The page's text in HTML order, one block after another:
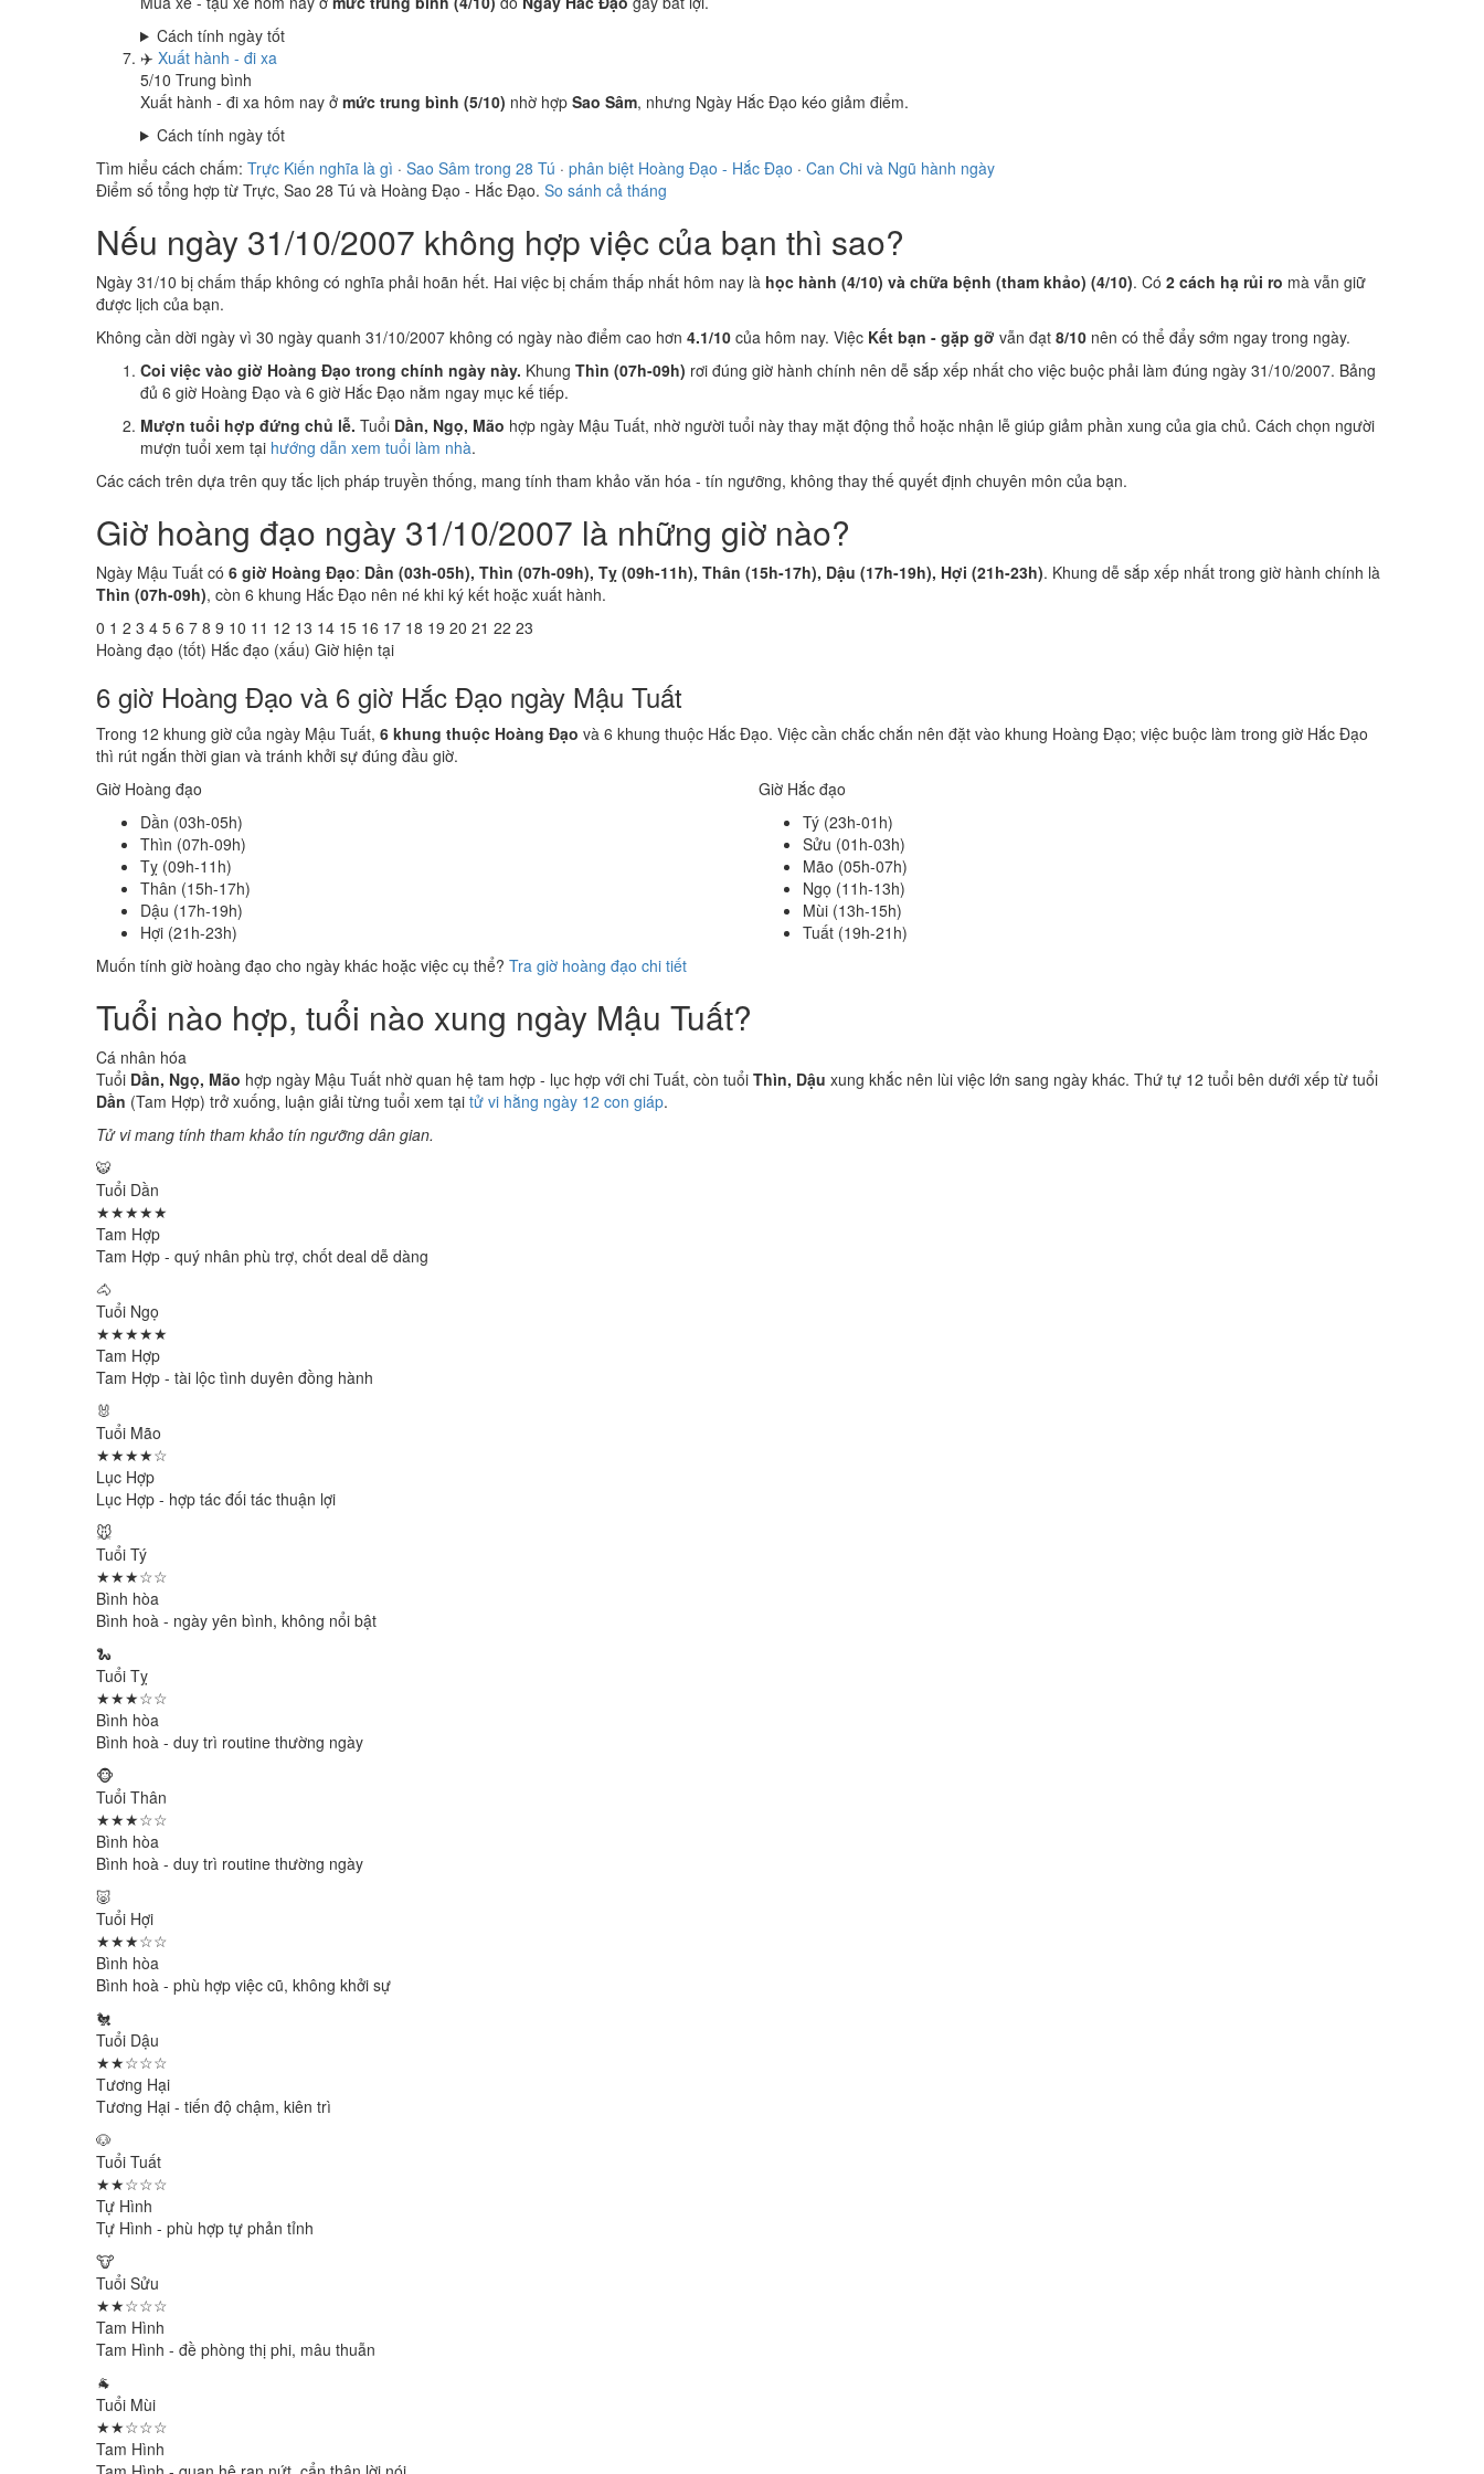
Cách tính ngày tốt
✈️ Xuất hành - đi xa
5/10 Trung bình
Xuất hành - đi xa hôm nay ở mức trung bình (5/10) nhờ hợp Sao Sâm, nhưng Ngày Hắc Đạo kéo giảm điểm.
Cách tính ngày tốt
Tìm hiểu cách chấm: Trực Kiến nghĩa là gì · Sao Sâm trong 28 Tú · phân biệt Hoàng Đạo - Hắc Đạo · Can Chi và Ngũ hành ngày
Điểm số tổng hợp từ Trực, Sao 28 Tú và Hoàng Đạo - Hắc Đạo. So sánh cả tháng
Nếu ngày 31/10/2007 không hợp việc của bạn thì sao?
Ngày 31/10 bị chấm thấp không có nghĩa phải hoãn hết. Hai việc bị chấm thấp nhất hôm nay là học hành (4/10) và chữa bệnh (tham khảo) (4/10). Có 2 cách hạ rủi ro mà vẫn giữ
được lịch của bạn.
Không cần dời ngày vì 30 ngày quanh 31/10/2007 không có ngày nào điểm cao hơn 4.1/10 của hôm nay. Việc Kết bạn - gặp gỡ vẫn đạt 8/10 nên có thể đẩy sớm ngay trong ngày.
Coi việc vào giờ Hoàng Đạo trong chính ngày này. Khung Thìn (07h-09h) rơi đúng giờ hành chính nên dễ sắp xếp nhất cho việc buộc phải làm đúng ngày 31/10/2007. Bảng
đủ 6 giờ Hoàng Đạo và 6 giờ Hắc Đạo nằm ngay mục kế tiếp.
Mượn tuổi hợp đứng chủ lễ. Tuổi Dần, Ngọ, Mão hợp ngày Mậu Tuất, nhờ người tuổi này thay mặt động thổ hoặc nhận lễ giúp giảm phần xung của gia chủ. Cách chọn người
mượn tuổi xem tại hướng dẫn xem tuổi làm nhà.
Các cách trên dựa trên quy tắc lịch pháp truyền thống, mang tính tham khảo văn hóa - tín ngưỡng, không thay thế quyết định chuyên môn của bạn.
Giờ hoàng đạo ngày 31/10/2007 là những giờ nào?
Ngày Mậu Tuất có 6 giờ Hoàng Đạo: Dần (03h-05h), Thìn (07h-09h), Tỵ (09h-11h), Thân (15h-17h), Dậu (17h-19h), Hợi (21h-23h). Khung dễ sắp xếp nhất trong giờ hành chính là
Thìn (07h-09h), còn 6 khung Hắc Đạo nên né khi ký kết hoặc xuất hành.
0 1 2 3 4 5 6 7 8 9 10 11 12 13 14 15 16 17 18 19 20 21 22 23
Hoàng đạo (tốt) Hắc đạo (xấu) Giờ hiện tại
6 giờ Hoàng Đạo và 6 giờ Hắc Đạo ngày Mậu Tuất
Trong 12 khung giờ của ngày Mậu Tuất, 6 khung thuộc Hoàng Đạo và 6 khung thuộc Hắc Đạo. Việc cần chắc chắn nên đặt vào khung Hoàng Đạo; việc buộc làm trong giờ Hắc Đạo
thì rút ngắn thời gian và tránh khởi sự đúng đầu giờ.
Giờ Hoàng đạo
Dần (03h-05h)
Thìn (07h-09h)
Tỵ (09h-11h)
Thân (15h-17h)
Dậu (17h-19h)
Hợi (21h-23h)
Giờ Hắc đạo
Tý (23h-01h)
Sửu (01h-03h)
Mão (05h-07h)
Ngọ (11h-13h)
Mùi (13h-15h)
Tuất (19h-21h)
Muốn tính giờ hoàng đạo cho ngày khác hoặc việc cụ thể? Tra giờ hoàng đạo chi tiết
Tuổi nào hợp, tuổi nào xung ngày Mậu Tuất?
Cá nhân hóa
Tuổi Dần, Ngọ, Mão hợp ngày Mậu Tuất nhờ quan hệ tam hợp - lục hợp với chi Tuất, còn tuổi Thìn, Dậu xung khắc nên lùi việc lớn sang ngày khác. Thứ tự 12 tuổi bên dưới xếp từ tuổi
Dần (Tam Hợp) trở xuống, luận giải từng tuổi xem tại tử vi hằng ngày 12 con giáp.
Tử vi mang tính tham khảo tín ngưỡng dân gian.
🐯
Tuổi Dần
★★★★★
Tam Hợp
Tam Hợp - quý nhân phù trợ, chốt deal dễ dàng
🐴
Tuổi Ngọ
★★★★★
Tam Hợp
Tam Hợp - tài lộc tình duyên đồng hành
🐰
Tuổi Mão
★★★★☆
Lục Hợp
Lục Hợp - hợp tác đối tác thuận lợi
🐭
Tuổi Tý
★★★☆☆
Bình hòa
Bình hoà - ngày yên bình, không nổi bật
🐍
Tuổi Tỵ
★★★☆☆
Bình hòa
Bình hoà - duy trì routine thường ngày
🐵
Tuổi Thân
★★★☆☆
Bình hòa
Bình hoà - duy trì routine thường ngày
🐷
Tuổi Hợi
★★★☆☆
Bình hòa
Bình hoà - phù hợp việc cũ, không khởi sự
🐔
Tuổi Dậu
★★☆☆☆
Tương Hại
Tương Hại - tiến độ chậm, kiên trì
🐶
Tuổi Tuất
★★☆☆☆
Tự Hình
Tự Hình - phù hợp tự phản tỉnh
🐮
Tuổi Sửu
★★☆☆☆
Tam Hình
Tam Hình - đề phòng thị phi, mâu thuẫn
🐐
Tuổi Mùi
★★☆☆☆
Tam Hình